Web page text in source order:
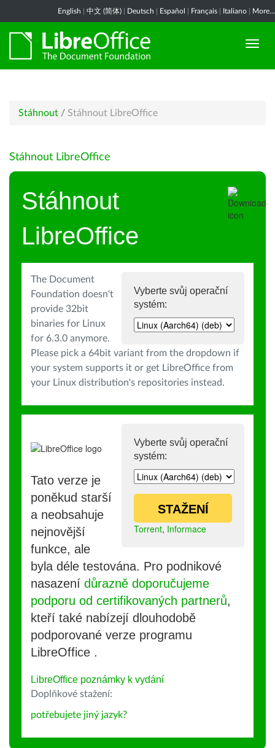
English 中文 (简体) Deutsch Español Français Italiano More...
Stáhnout / Stáhnout LibreOffice
Stáhnout LibreOffice
Stáhnout
LibreOffice
Vyberte svůj operační
systém:
The Document
Foundation doesn't
provide 32bit
binaries for Linux
for 6.3.0 anymore.
Please pick a 64bit variant from the dropdown if
your system supports it or get LibreOffice from
your Linux distribution's repositories instead.
Vyberte svůj operační
systém:
STAŽENÍ
Torrent, Informace
Tato verze je
poněkud starší
a neobsahuje
nejnovější
funkce, ale
byla déle testována. Pro podnikové
nasazení důrazně doporučujeme
podporu od certifikovaných partnerů,
kteří také nabízejí dlouhodobě
podporované verze programu
LibreOffice .
LibreOffice poznámky k vydání
Doplňkové stažení:
potřebujete jiný jazyk?